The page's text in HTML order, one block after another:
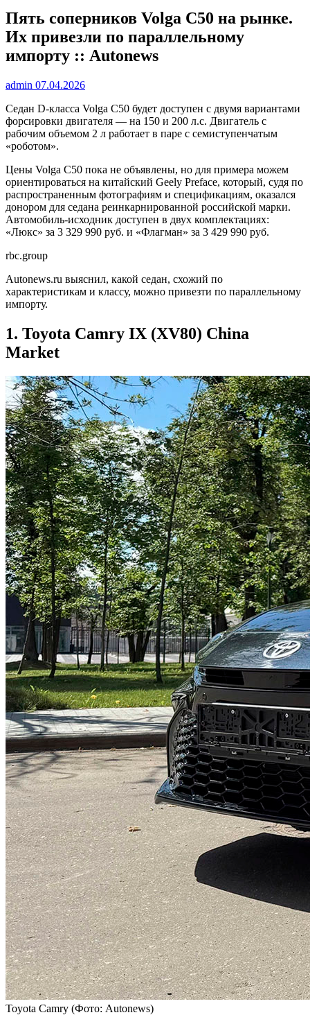
Пять соперников Volga С50 на рынке.
Их привезли по параллельному
импорту :: Autonews
admin 07.04.2026
Седан D-класса Volga С50 будет доступен с двумя вариантами
форсировки двигателя — на 150 и 200 л.с. Двигатель с
рабочим объемом 2 л работает в паре с семиступенчатым
«роботом».
Цены Volga C50 пока не объявлены, но для примера можем
ориентироваться на китайский Geely Preface, который, судя по
распространенным фотографиям и спецификациям, оказался
донором для седана реинкарнированной российской марки.
Автомобиль-исходник доступен в двух комплектациях:
«Люкс» за 3 329 990 руб. и «Флагман» за 3 429 990 руб.
rbc.group
Autonews.ru выяснил, какой седан, схожий по
характеристикам и классу, можно привезти по параллельному
импорту.
1. Toyota Camry IX (XV80) China
Market
Toyota Camry (Фото: Autonews)